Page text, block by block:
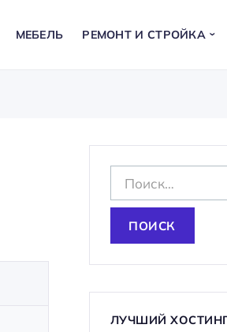
МЕБЕЛЬ РЕМОНТ И СТРОЙКА
а
т
и
ЛУЧШИЙ